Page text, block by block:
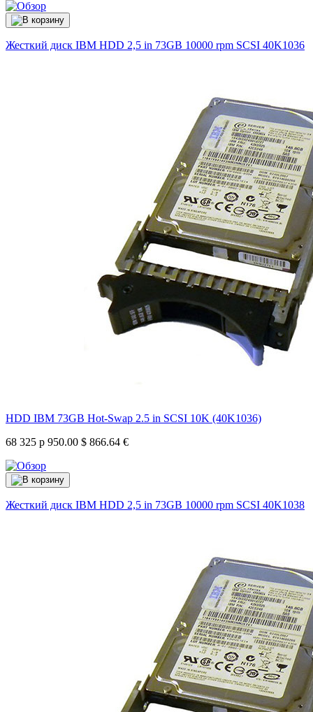
Жесткий диск IBM HDD 2,5 in 73GB 10000 rpm SCSI 40K1036
HDD IBM 73GB Hot-Swap 2.5 in SCSI 10K (40K1036)
68 325 р 950.00 $ 866.64 €
Жесткий диск IBM HDD 2,5 in 73GB 10000 rpm SCSI 40K1038